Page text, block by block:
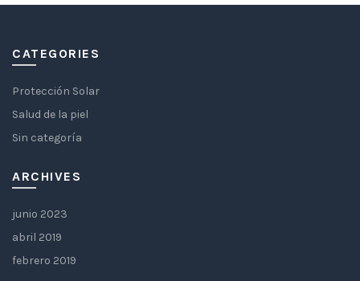
CATEGORIES
Protección Solar
Salud de la piel
Sin categoría
ARCHIVES
junio 2023
abril 2019
febrero 2019